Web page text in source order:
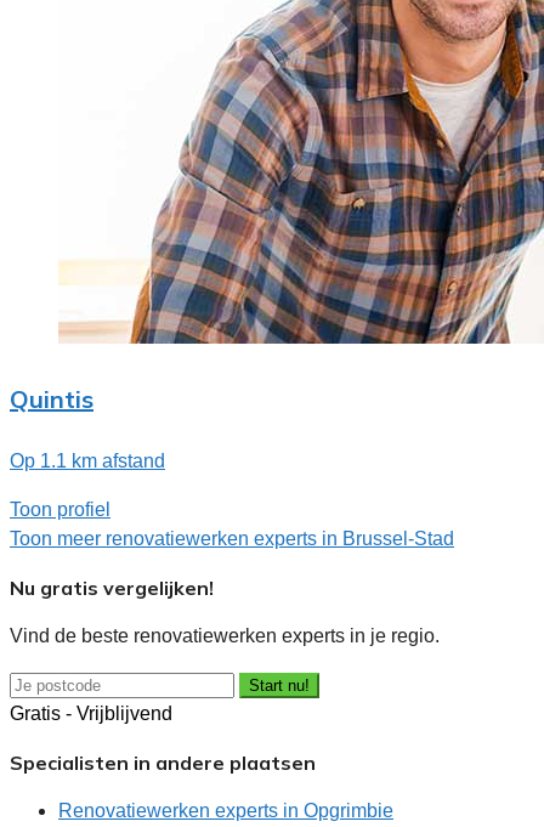
Quintis
Op 1.1 km afstand
Toon profiel
Toon meer renovatiewerken experts in Brussel-Stad
Nu gratis vergelijken!
Vind de beste renovatiewerken experts in je regio.
Start nu!
Gratis - Vrijblijvend
Specialisten in andere plaatsen
Renovatiewerken experts in Opgrimbie